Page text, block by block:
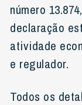
número
declaração
atividade
e regulador.
Todos os